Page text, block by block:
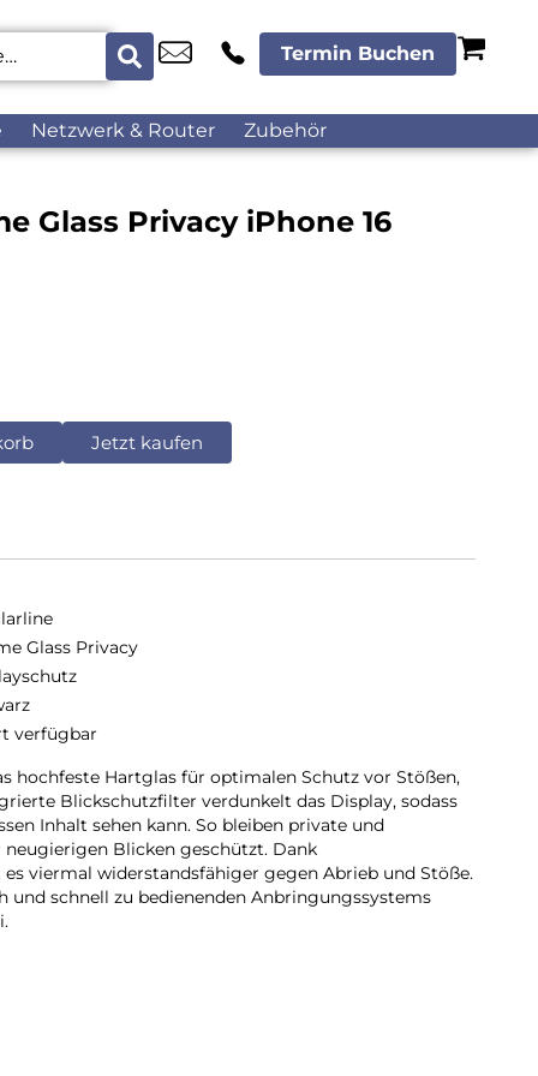
Termin Buchen
Netzwerk & Router Zubehör
Glass Privacy iPhone 16
Jetzt kaufen
Glass Privacy
verfügbar
hochfeste Hartglas für optimalen Schutz vor Stößen,
Blickschutzfilter verdunkelt das Display, sodass
Inhalt sehen kann. So bleiben private und
Blicken geschützt. Dank
viermal widerstandsfähiger gegen Abrieb und Stöße.
und schnell zu bedienenden Anbringungssystems